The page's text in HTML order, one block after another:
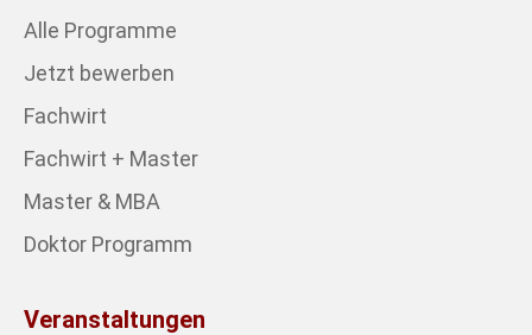
Alle Programme
Jetzt bewerben
Fachwirt
Fachwirt + Master
Master & MBA
Doktor Programm
Veranstaltungen